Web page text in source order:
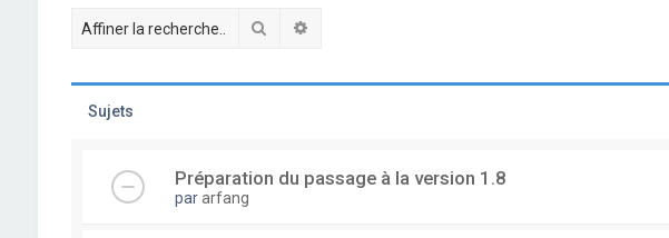
Rechercher
Sujets
Préparation du passage à la version 1.8
pararfang